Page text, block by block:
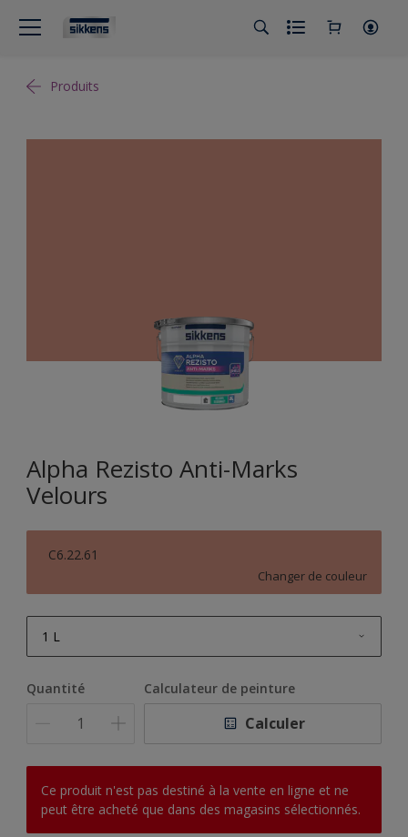
Produits
Alpha Rezisto Anti-Marks
Velours
C6.22.61
Changer de couleur
1 L
10 L
Quantité Calculateur de peinture
Calculer
Ce produit n'est pas destiné à la vente en ligne et ne
peut être acheté que dans des magasins sélectionnés.